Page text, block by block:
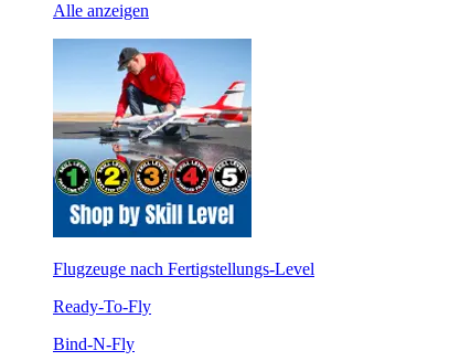
Alle anzeigen
Flugzeuge nach Fertigstellungs-Level
Ready-To-Fly
Bind-N-Fly